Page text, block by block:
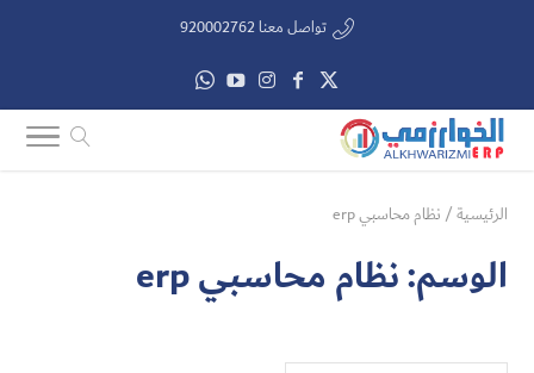
تواصل معنا 920002762
الرئيسية/ نظام محاسبي erp
الوسم:نظام محاسبي erp